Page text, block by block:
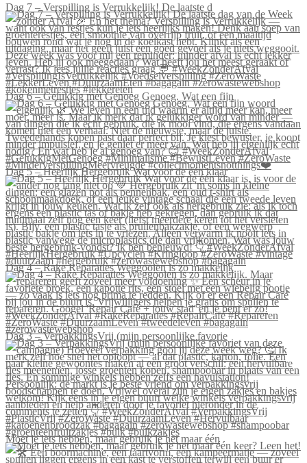
Dag 7 – Verspilling is Verrukkelijk! De laatste d
Dag 6 – Gelukkig met Genoeg Genoeg. Wat een fijn
Dag 5 – Heerlijk Hergebruik Wat voor de één klaar
Dag 4 – Rake Reparaties Weggooien is zo makkelijk
Dag 3 – VerpakkingsVrij (mijn persoonlijke favorie
Moet je iets hebben, maar gebruik je het maar één